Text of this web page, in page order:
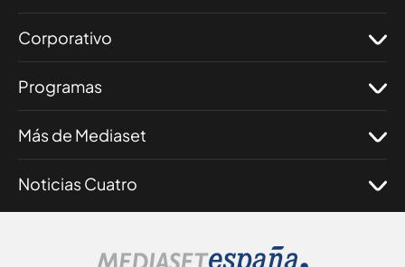
Corporativo
Programas
Más de Mediaset
Noticias Cuatro